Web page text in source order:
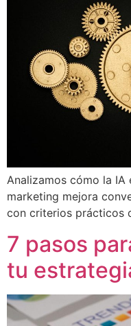
Analizamos cómo la
marketing mejora
con criterios prácticos
7 pasos
tu